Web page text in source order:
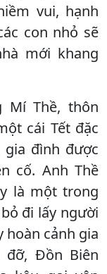
vui, hạnh
con nhỏ sẽ
mới khang
Mí Thề, thôn
cái Tết đặc
gia đình được
cố. Anh Thề
là một trong
đi lấy người
hoàn cảnh gia
đỡ, Đồn Biên